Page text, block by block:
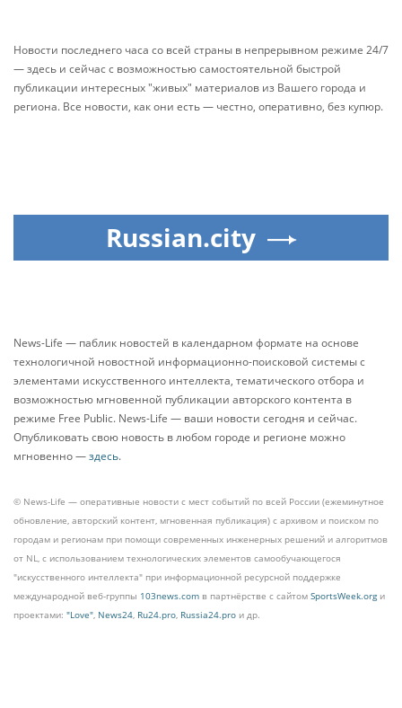
Новости последнего часа со всей страны в непрерывном режиме 24/7
— здесь и сейчас с возможностью самостоятельной быстрой
публикации интересных "живых" материалов из Вашего города и
региона. Все новости, как они есть — честно, оперативно, без купюр.
Russian.city
News-Life — паблик новостей в календарном формате на основе
технологичной новостной информационно-поисковой системы с
элементами искусственного интеллекта, тематического отбора и
возможностью мгновенной публикации авторского контента в
режиме Free Public. News-Life — ваши новости сегодня и сейчас.
Опубликовать свою новость в любом городе и регионе можно
мгновенно —здесь.
© News-Life — оперативные новости с мест событий по всей России (ежеминутное
обновление, авторский контент, мгновенная публикация) с архивом и поиском по
городам и регионам при помощи современных инженерных решений и алгоритмов
от NL, с использованием технологических элементов самообучающегося
"искусственного интеллекта" при информационной ресурсной поддержке
международной веб-группы 103news.com в партнёрстве с сайтом SportsWeek.orgи
проектами: "Love", News24, Ru24.pro, Russia24.pro и др.